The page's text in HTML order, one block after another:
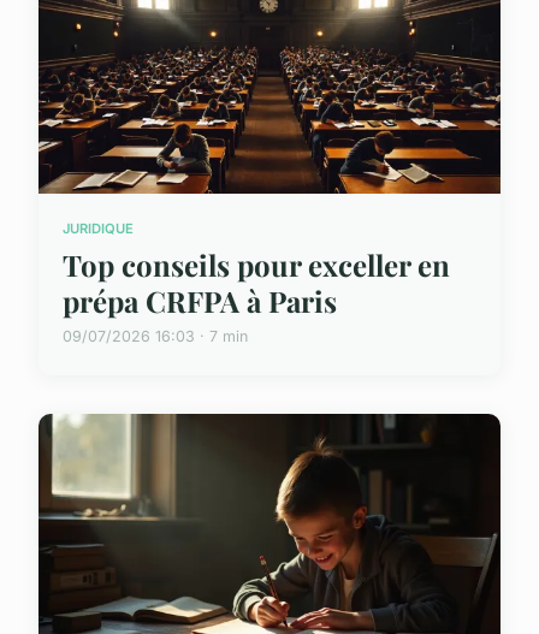
JURIDIQUE
Top conseils pour exceller en
prépa CRFPA à Paris
09/07/2026 16:03 · 7 min